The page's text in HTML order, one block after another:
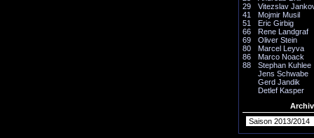
29
Vitezslav
41
Mojmir Musil
51
Eric Girbig
66
Rene Landgraf
69
Oliver Stein
80
Marcel Leyva
86
Marco Noack
88
Stephan Kuhlee
Jens Schwabe
Gerd Jandik
Detlef Kasper
Archiv